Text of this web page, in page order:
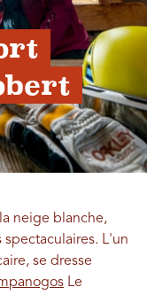
neige blanche,
L'un
se dresse
Le